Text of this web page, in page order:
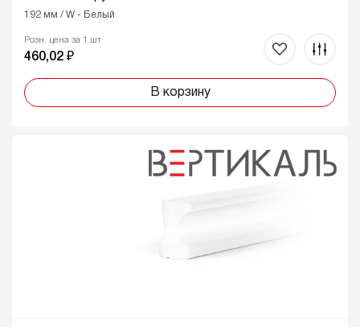
192 мм / W - Белый
Розн. цена за 1 шт
460,02 ₽
В корзину